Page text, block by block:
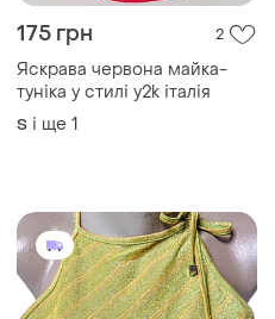
175 грн 2
Яскрава червона майка-
туніка у стилі y2k італія
S і ще 1